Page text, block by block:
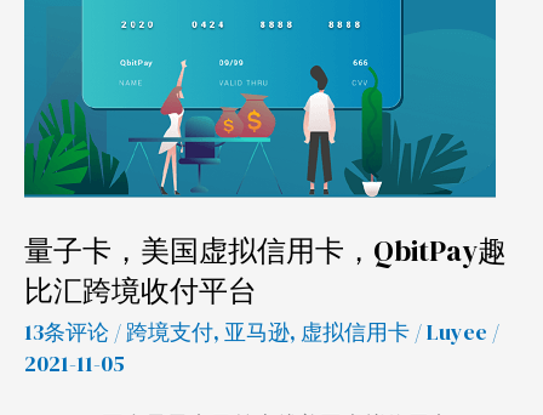
量子卡，美国虚拟信用卡，QbitPay趣
比汇跨境收付平台
13条评论 /跨境支付, 亚马逊, 虚拟信用卡 /Luyee /
2021-11-05
卡，
QbitPay
趣
汇
跨
境
收